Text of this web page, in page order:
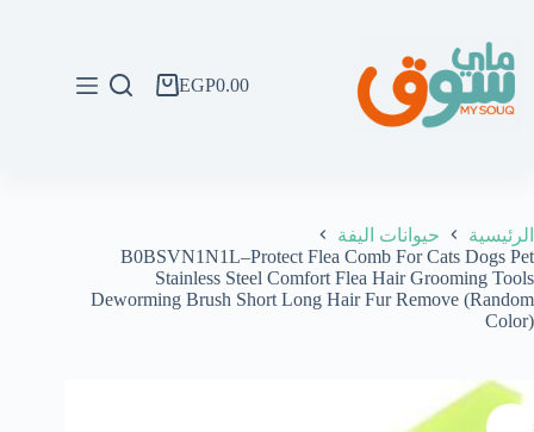
المحتوى
عربةEGP0.00
الرئيسية
حيوانات اليفة
B0BSVN1N1L–Protect Flea Comb For Cats Dogs Pet
Stainless Steel Comfort Flea Hair Grooming Tools
Deworming Brush Short Long Hair Fur Remove (Random
Color)